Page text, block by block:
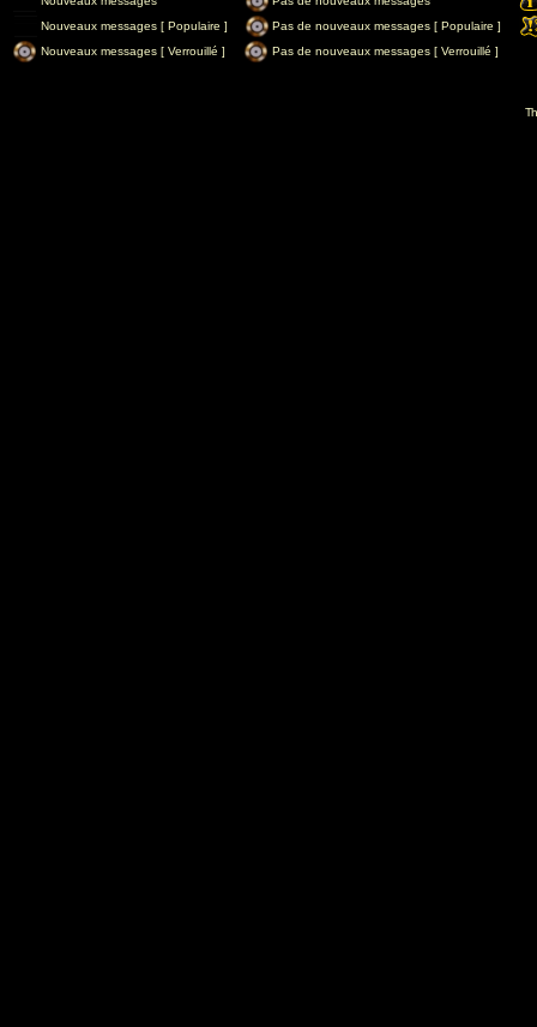
Nouveaux messages [ Populaire ]
Pas de nouveaux messages [ Populaire ]
Nouveaux messages [ Verrouillé ]
Pas de nouveaux messages [ Verrouillé ]